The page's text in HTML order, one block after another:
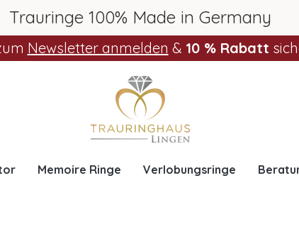
Trauringe 100% Made in Germany
Newsletter anmelden & 10 % Rabatt
Memoire Ringe Verlobungsringe